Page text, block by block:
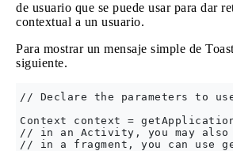
de usuario que se puede usar para dar
contextual a un usuario.
Para mostrar un mensaje simple de
siguiente.
// Declare the parameters to
Context context =
// in an Activity, you may also
// in a fragment, you can use